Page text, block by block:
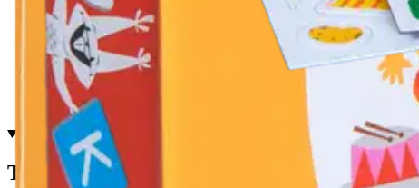
Tarkista myymäläsaatavuus
Tuotekuvaus